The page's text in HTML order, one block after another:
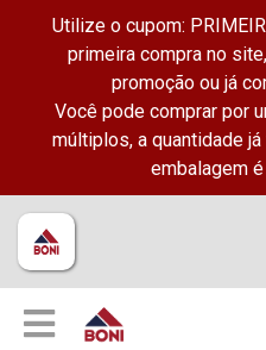
Utilize o cupom:
primeira compra no
promoção ou já
Você pode comprar por
múltiplos, a quantidade
embalagem